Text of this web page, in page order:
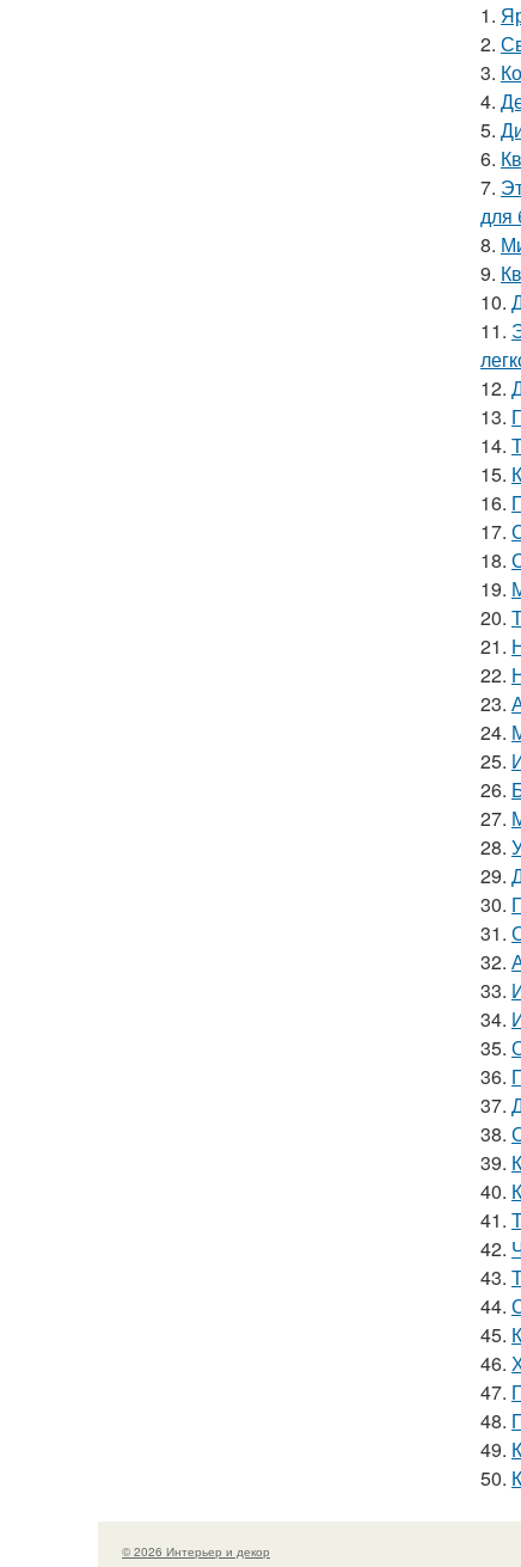
1.
2.
3.
4.
5.
6.
7.
для
8.
9.
10.
11.
12.
13.
14.
15.
16.
17.
18.
19.
20.
21.
22.
23.
24.
25.
26.
27.
28.
29.
30.
31.
32.
33.
34.
35.
36.
37.
38.
39.
40.
41.
42.
43.
44.
45.
46.
47.
48.
49.
50.
© 2026 Интерьер и декор